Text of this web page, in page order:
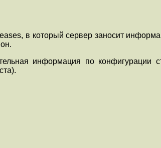
в который сервер заносит
информация по конфигурации